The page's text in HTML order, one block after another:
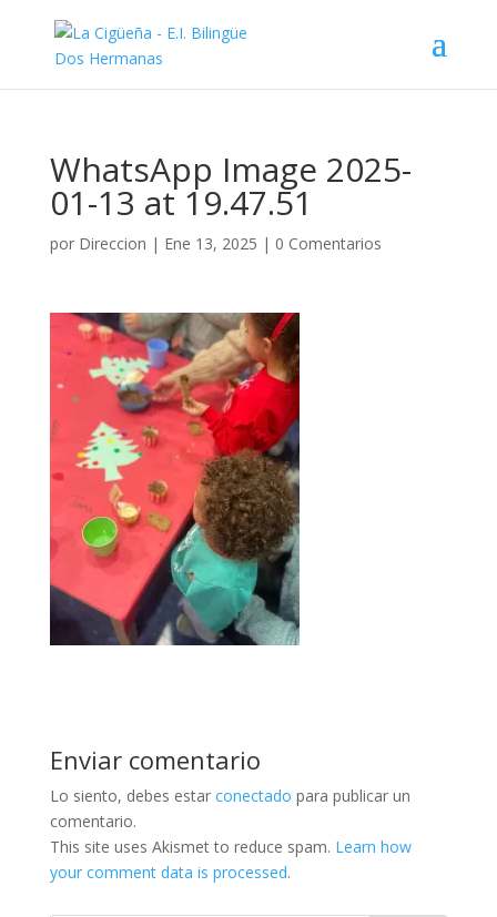
WhatsApp Image 2025-
01-13 at 19.47.51
por Direccion | Ene 13, 2025 | 0 Comentarios
Enviar comentario
Lo siento, debes estar conectado para publicar un
comentario.
This site uses Akismet to reduce spam. Learn how
your comment data is processed.